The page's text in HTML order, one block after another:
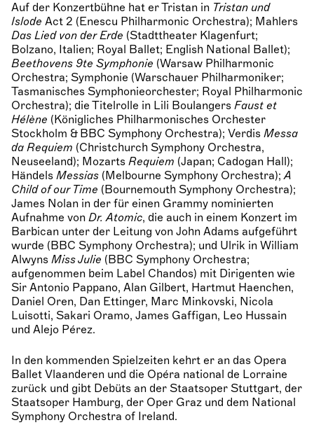
Auf der Konzertbühne hat er Tristan in Tristan und
Islode Act 2 (Enescu Philharmonic Orchestra); Mahlers
Das Lied von der Erde (Stadttheater Klagenfurt;
Bolzano, Italien; Royal Ballet; English National Ballet);
Beethovens 9te Symphonie (Warsaw Philharmonic
Orchestra; Symphonie (Warschauer Philharmoniker;
Tasmanisches Symphonieorchester; Royal Philharmonic
Orchestra); die Titelrolle in Lili Boulangers Faust et
Hélène (Königliches Philharmonisches Orchester
Stockholm & BBC Symphony Orchestra); Verdis Messa
da Requiem (Christchurch Symphony Orchestra,
Neuseeland); Mozarts Requiem (Japan; Cadogan Hall);
Händels Messias (Melbourne Symphony Orchestra);A
Child of our Time (Bournemouth Symphony Orchestra);
James Nolan in der für einen Grammy nominierten
Aufnahme von Dr. Atomic, die auch in einem Konzert im
Barbican unter der Leitung von John Adams aufgeführt
wurde (BBC Symphony Orchestra); und Ulrik in William
Alwyns Miss Julie (BBC Symphony Orchestra;
aufgenommen beim Label Chandos) mit Dirigenten wie
Sir Antonio Pappano, Alan Gilbert, Hartmut Haenchen,
Daniel Oren, Dan Ettinger, Marc Minkovski, Nicola
Luisotti, Sakari Oramo, James Gaffigan, Leo Hussain
und Alejo Pérez.
In den kommenden Spielzeiten kehrt er an das Opera
Ballet Vlaanderen und die Opéra national de Lorraine
zurück und gibt Debüts an der Staatsoper Stuttgart, der
Staatsoper Hamburg, der Oper Graz und dem National
Symphony Orchestra of Ireland.